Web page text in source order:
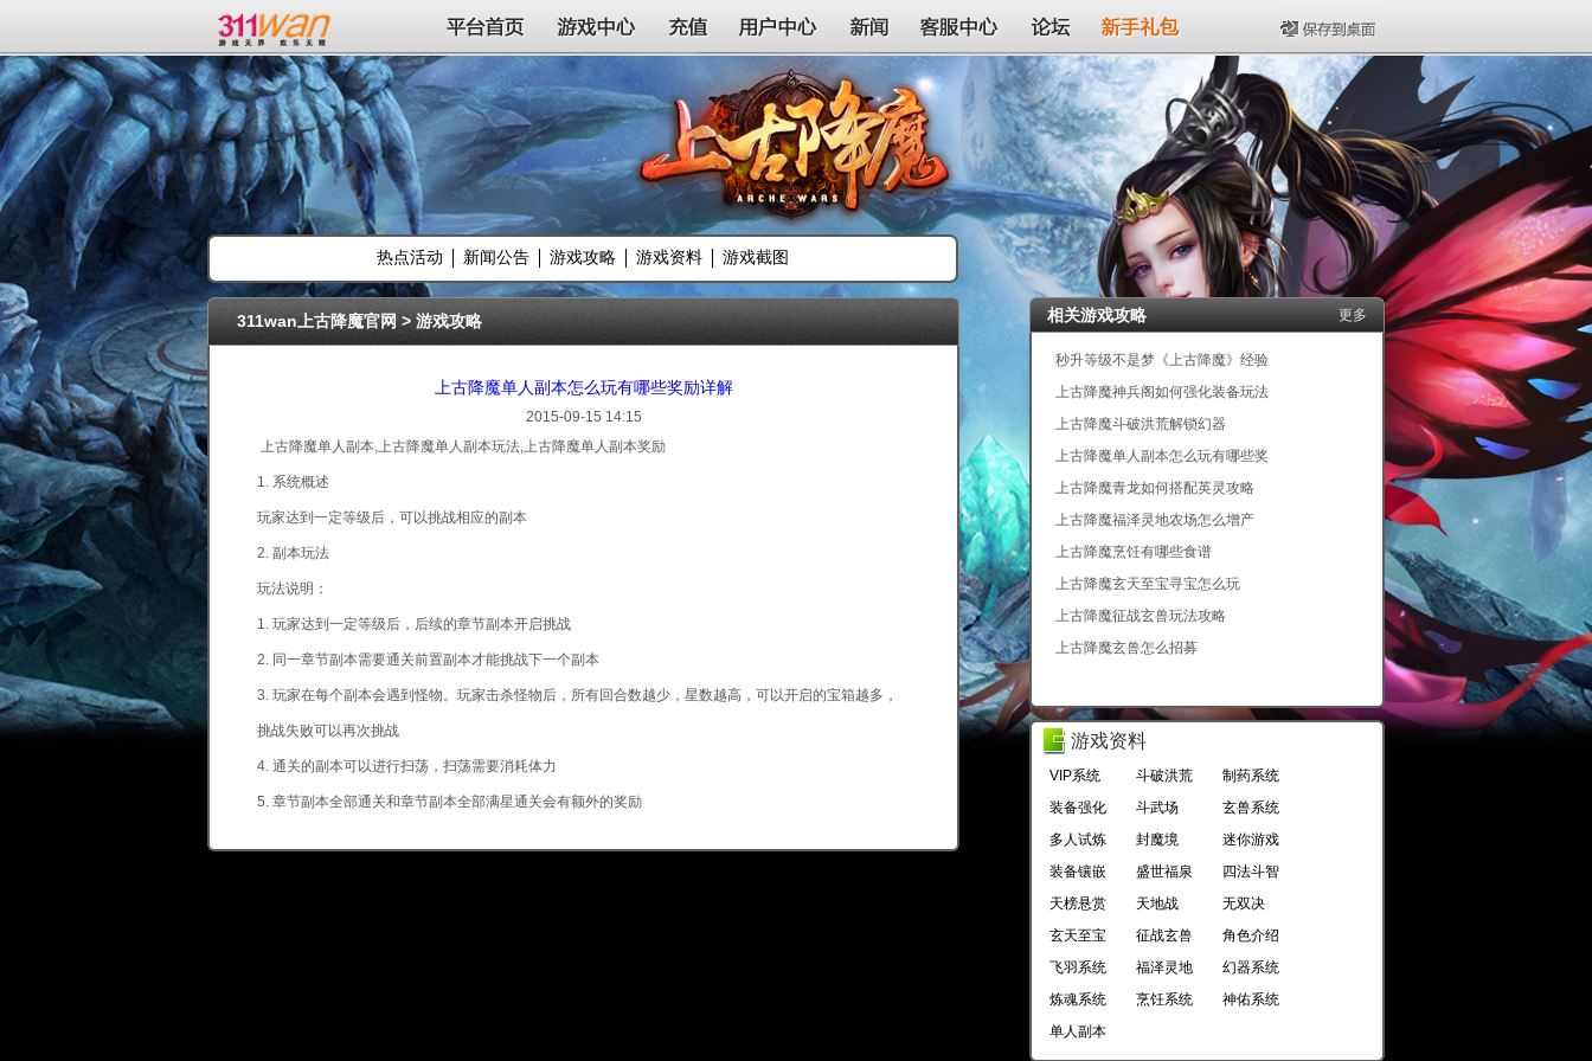
311wan平台 平台首页 游戏中心 充值 用户中心 新闻 客服中心 论坛 新手礼包 保存到桌面
热点活动 新闻公告 游戏攻略 游戏资料 游戏截图
311wan上古降魔官网>游戏攻略
上古降魔单人副本怎么玩有哪些奖励详解
2015-09-15 14:15
上古降魔单人副本,上古降魔单人副本玩法,上古降魔单人副本奖励
1. 系统概述
玩家达到一定等级后，可以挑战相应的副本
2. 副本玩法
玩法说明：
1. 玩家达到一定等级后，后续的章节副本开启挑战
2. 同一章节副本需要通关前置副本才能挑战下一个副本
3. 玩家在每个副本会遇到怪物。玩家击杀怪物后，所有回合数越少，星数越高，可以开启的宝箱越多，
挑战失败可以再次挑战
4. 通关的副本可以进行扫荡，扫荡需要消耗体力
5. 章节副本全部通关和章节副本全部满星通关会有额外的奖励
相关游戏攻略 更多
秒升等级不是梦《上古降魔》经验
上古降魔神兵阁如何强化装备玩法
上古降魔斗破洪荒解锁幻器
上古降魔单人副本怎么玩有哪些奖
上古降魔青龙如何搭配英灵攻略
上古降魔福泽灵地农场怎么增产
上古降魔烹饪有哪些食谱
上古降魔玄天至宝寻宝怎么玩
上古降魔征战玄兽玩法攻略
上古降魔玄兽怎么招募
游戏资料
VIP系统 斗破洪荒
制药系统
装备强化
斗武场
玄兽系统
多人试炼
封魔境
迷你游戏
装备镶嵌
盛世福泉
四法斗智
天榜悬赏
天地战
无双决
玄天至宝
征战玄兽
角色介绍
飞羽系统
福泽灵地
幻器系统
炼魂系统
烹饪系统
神佑系统
单人副本